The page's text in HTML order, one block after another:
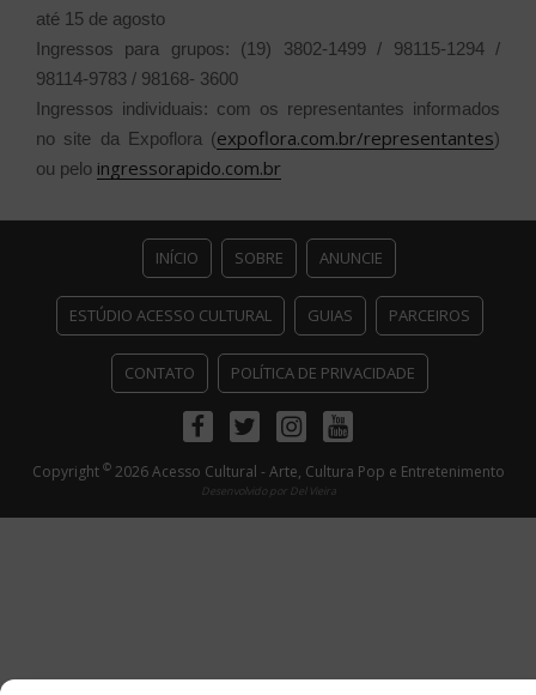
até 15 de agosto
Ingressos para grupos: (19) 3802-1499 / 98115-1294 /
98114-9783 / 98168- 3600
Ingressos individuais: com os representantes informados
no site da Expoflora (expoflora.com.br/representantes)
ou pelo ingressorapido.com.br
INÍCIO SOBRE ANUNCIE
ESTÚDIO ACESSO CULTURAL GUIAS PARCEIROS
CONTATO POLÍTICA DE PRIVACIDADE
FacebookTwitterInstagramYoutube
Copyright ©2026 Acesso Cultural - Arte, Cultura Pop e Entretenimento
Desenvolvido por Del Vieira